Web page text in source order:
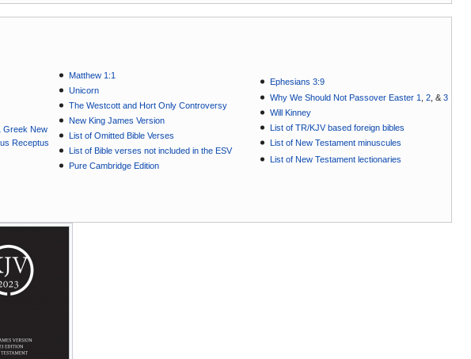
Greek New
Receptus
Matthew 1:1
Unicorn
The Westcott and Hort Only Controversy
New King James Version
List of Omitted Bible Verses
List of Bible verses not included in the ESV
Pure Cambridge Edition
Ephesians 3:9
Why We Should Not Passover Easter 1
,2 , &3
Will Kinney
List of TR/KJV based foreign bibles
List of New Testament minuscules
List of New Testament lectionaries